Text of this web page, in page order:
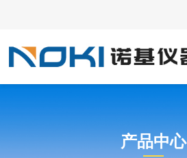
产品中心